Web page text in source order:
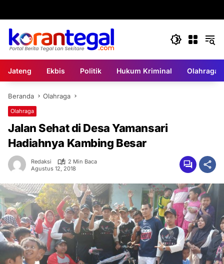
Jateng Ekbis Politik Hukum Kriminal Olahraga
Beranda Olahraga
Olahraga
Jalan Sehat di Desa Yamansari
Hadiahnya Kambing Besar
Redaksi
2 Min Baca
Agustus 12, 2018